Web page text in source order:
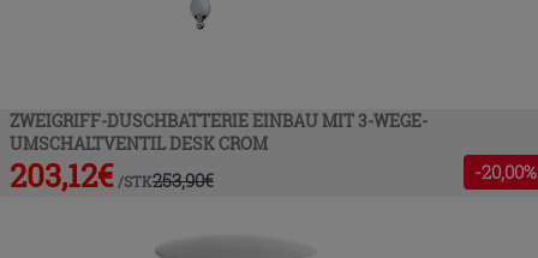
ZWEIGRIFF-DUSCHBATTERIE EINBAU MIT 3-WEGE-
UMSCHALTVENTIL DESK CROM
203,12€ /STK253,90€ -20,00%